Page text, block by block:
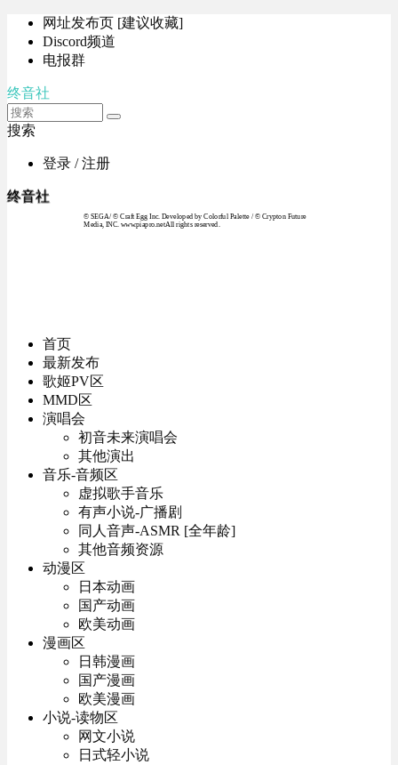
网址发布页 [建议收藏]
Discord频道
电报群
终音社
搜索
登录 / 注册
终音社
© SEGA / © Craft Egg Inc. Developed by Colorful Palette / © Crypton Future
Media, INC. www.piapro.netAll rights reserved.
首页
最新发布
歌姬PV区
MMD区
演唱会
初音未来演唱会
其他演出
音乐-音频区
虚拟歌手音乐
有声小说-广播剧
同人音声-ASMR [全年龄]
其他音频资源
动漫区
日本动画
国产动画
欧美动画
漫画区
日韩漫画
国产漫画
欧美漫画
小说-读物区
网文小说
日式轻小说